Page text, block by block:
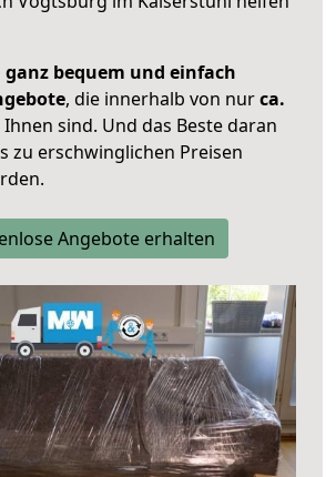
ganz bequem und einfach
, die innerhalb von nurca.
Ihnen sind. Und das Beste daran
zu erschwinglichen Preisen
Angebote erhalten